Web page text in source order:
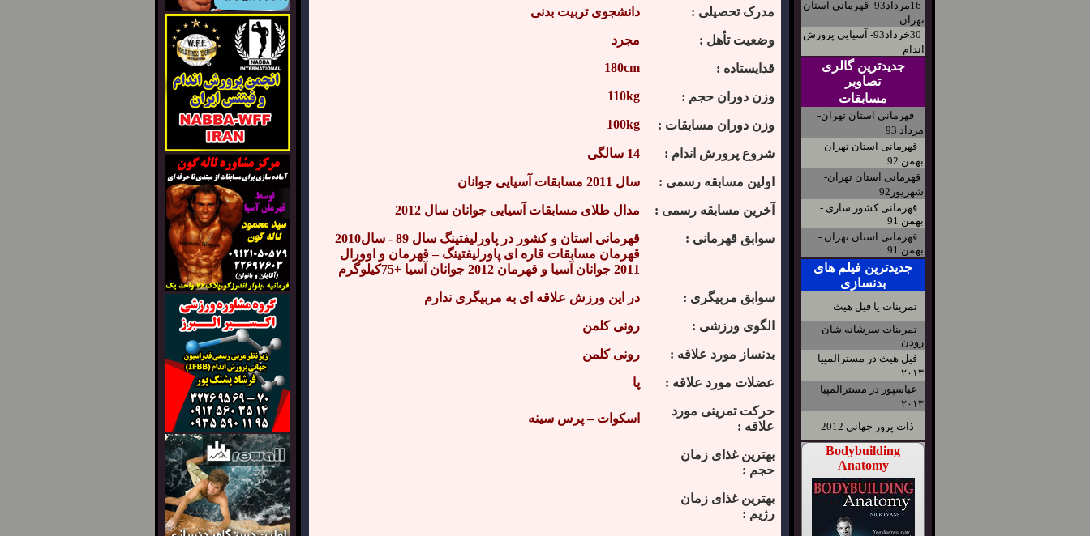
16مرداد93- قهرمانی استان
تهران
30خرداد93- آسیایی پرورش
اندام
جدیدترین گالری
تصاویر
مسابقات
قهرمانی استان تهران-
مرداد 93
قهرمانی استان تهران-
بهمن 92
قهرمانی استان تهران-
شهریور92
قهرمانی کشور ساری -
بهمن 91
قهرمانی استان تهران -
بهمن 91
جدیدترین فیلم های
بدنسازی
تمرینات پا فیل هیث
تمرینات سرشانه شان
رودن
فیل هیث در مسترالمپیا
۲۰۱۳
عباسپور در مسترالمپیا
۲۰۱۳
ذات پرور جهانی 2012
Bodybuilding
Anatomy
مدرک تحصیلی : دانشجوی تربیت بدنی
وضعیت تأهل : مجرد
قدایستاده : 180cm
وزن دوران حجم : 110kg
وزن دوران مسابقات : 100kg
شروع پرورش اندام : 14 سالگی
اولین مسابقه رسمی : سال 2011 مسابقات آسیایی جوانان
آخرین مسابقه رسمی : مدال طلای مسابقات آسیایی جوانان سال 2012
سوابق قهرمانی :
قهرمانی استان و کشور در پاورلیفتینگ سال 89 - سال2010
قهرمان مسابقات قاره ای پاورلیفتینگ – قهرمان و اوورال
2011 جوانان آسیا و قهرمان 2012 جوانان آسیا +75کیلوگرم
سوابق مربیگری : در این ورزش علاقه ای به مربیگری ندارم
الگوی ورزشی : رونی کلمن
بدنساز مورد علاقه : رونی کلمن
عضلات مورد علاقه : پا
حرکت تمرینی مورد
علاقه :
اسکوات – پرس سینه
بهترین غذای زمان
حجم :
بهترین غذای زمان
رژیم :